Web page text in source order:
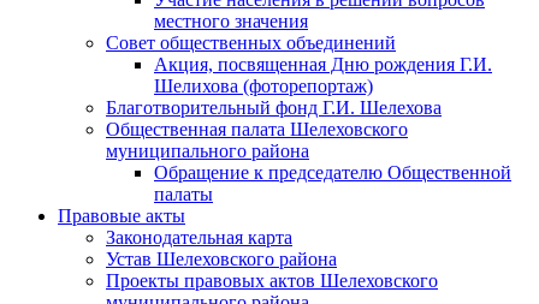
местного значения
Совет общественных объединений
Акция, посвященная Дню рождения Г.И.
Шелихова (фоторепортаж)
Благотворительный фонд Г.И. Шелехова
Общественная палата Шелеховского
муниципального района
Обращение к председателю Общественной
палаты
Правовые акты
Законодательная карта
Устав Шелеховского района
Проекты правовых актов Шелеховского